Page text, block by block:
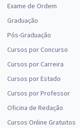
Exame de Ordem
Graduação
Pós-Graduação
Cursos por Concurso
Cursos por Carreira
Cursos por Estado
Cursos por Professor
Oficina de Redação
Cursos Online Gratuitos